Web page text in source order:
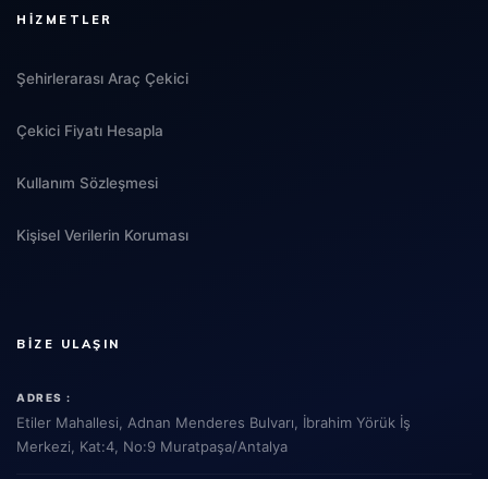
HIZMETLER
Şehirlerarası Araç Çekici
Çekici Fiyatı Hesapla
Kullanım Sözleşmesi
Kişisel Verilerin Koruması
BIZE ULAŞIN
ADRES :
Etiler Mahallesi, Adnan Menderes Bulvarı, İbrahim Yörük İş
Merkezi, Kat:4, No:9 Muratpaşa/Antalya